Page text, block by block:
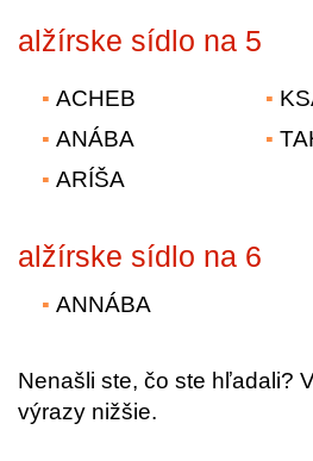
alžírske sídlo na 5
ACHEB
ANÁBA
ARÍŠA
alžírske sídlo na 6
ANNÁBA
Nenašli ste, čo ste hľadali?
výrazy nižšie.